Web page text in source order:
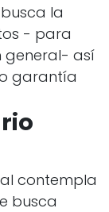
busca la
- para
general- así
garantía
contempla
busca